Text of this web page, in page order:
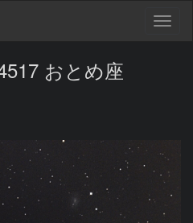
おとめ座